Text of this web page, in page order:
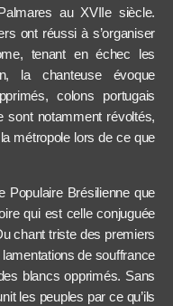
au XVIIe siècle.
ont réussi à s’organiser
tenant en échec les
la chanteuse évoque
colons portugais
sont notamment révoltés,
métropole lors de ce que
Populaire Brésilienne que
qui est celleconjuguée
chant triste des premiers
de souffrance
blancs opprimés. Sans
les peuples par ce qu’ils